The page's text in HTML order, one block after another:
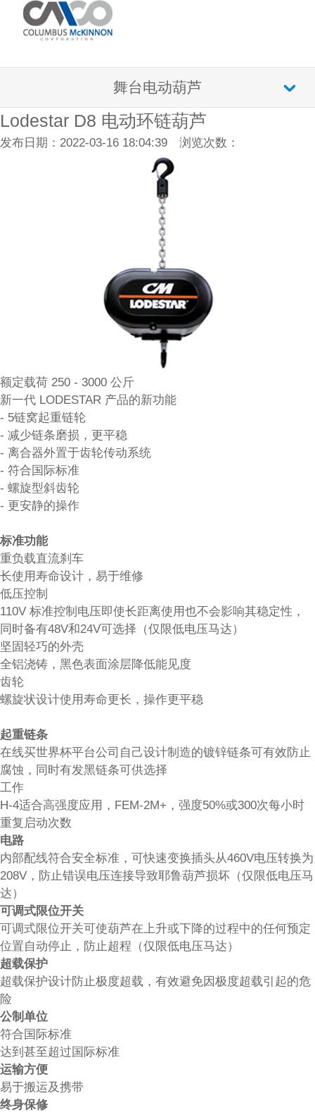
舞台电动葫芦
Lodestar D8 电动环链葫芦
发布日期：2022-03-16 18:04:39 浏览次数：
额定载荷 250 - 3000 公斤
新一代 LODESTAR 产品的新功能
- 5链窝起重链轮
- 减少链条磨损，更平稳
- 离合器外置于齿轮传动系统
- 符合国际标准
- 螺旋型斜齿轮
- 更安静的操作
标准功能
重负载直流刹车
长使用寿命设计，易于维修
低压控制
110V 标准控制电压即使长距离使用也不会影响其稳定性，
同时备有48V和24V可选择（仅限低电压马达）
坚固轻巧的外壳
全铝浇铸，黑色表面涂层降低能见度
齿轮
螺旋状设计使用寿命更长，操作更平稳
起重链条
在线买世界杯平台公司自己设计制造的镀锌链条可有效防止
腐蚀，同时有发黑链条可供选择
工作
H-4适合高强度应用，FEM-2M+，强度50%或300次每小时
重复启动次数
电路
内部配线符合安全标准，可快速变换插头从460V电压转换为
208V，防止错误电压连接导致耶鲁葫芦损坏（仅限低电压马
达）
可调式限位开关
可调式限位开关可使葫芦在上升或下降的过程中的任何预定
位置自动停止，防止超程（仅限低电压马达）
超载保护
超载保护设计防止极度超载，有效避免因极度超载引起的危
险
公制单位
符合国际标准
达到甚至超过国际标准
运输方便
易于搬运及携带
终身保修